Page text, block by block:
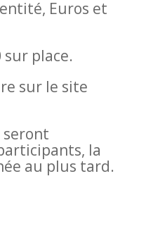
Euros et
sur place.
sur le site
seront
la
au plus tard.